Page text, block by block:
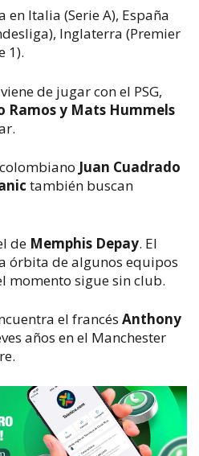
en Italia (Serie A), España
Inglaterra (Premier
1).
de jugar con el PSG,
Ramos y Mats Hummels
Juan Cuadrado
también buscan
de Memphis Depay. El
órbita de algunos equipos
momento sigue sin club.
el francés Anthony
años en el Manchester